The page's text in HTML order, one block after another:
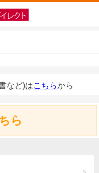
など)はこちらから
ら